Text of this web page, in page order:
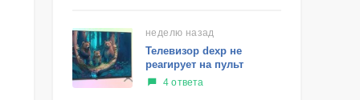
неделю назад
Телевизор dexp не
реагирует на пульт
4 ответа